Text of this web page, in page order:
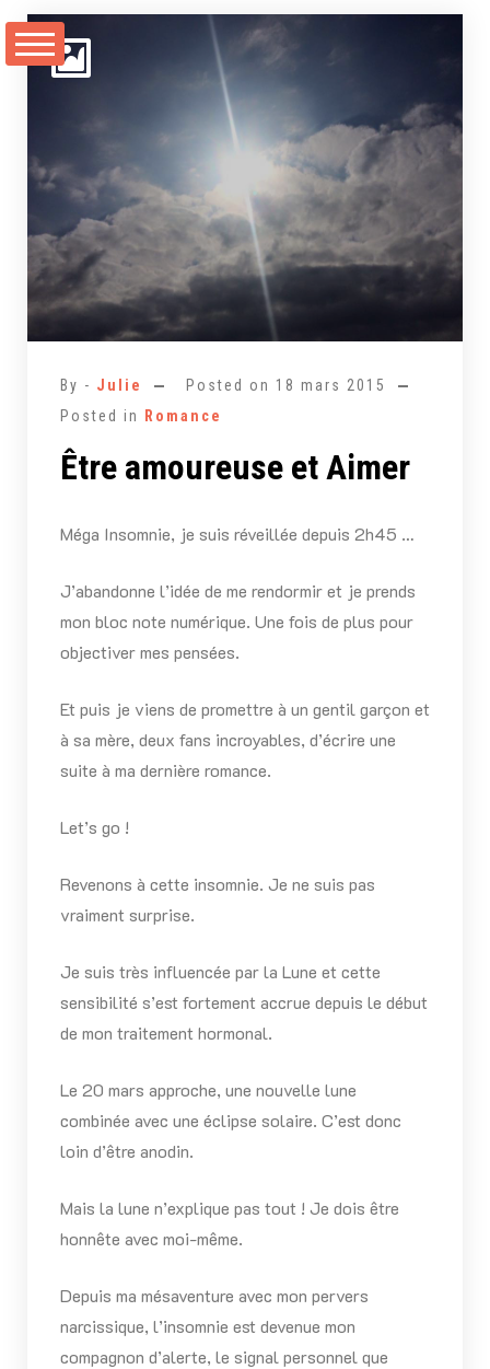
Aller
au
contenu
By - Julie Posted on 18 mars 2015
Posted in
Romance
Être amoureuse et Aimer
Méga Insomnie, je suis réveillée depuis 2h45 …
J’abandonne l’idée de me rendormir et je prends
mon bloc note numérique. Une fois de plus pour
objectiver mes pensées.
Et puis je viens de promettre à un gentil garçon et
à sa mère, deux fans incroyables, d’écrire une
suite à ma dernière romance.
Let’s go !
Revenons à cette insomnie. Je ne suis pas
vraiment surprise.
Je suis très influencée par la Lune et cette
sensibilité s’est fortement accrue depuis le début
de mon traitement hormonal.
Le 20 mars approche, une nouvelle lune
combinée avec une éclipse solaire. C’est donc
loin d’être anodin.
Mais la lune n’explique pas tout ! Je dois être
honnête avec moi-même.
Depuis ma mésaventure avec mon pervers
narcissique, l’insomnie est devenue mon
compagnon d’alerte, le signal personnel que